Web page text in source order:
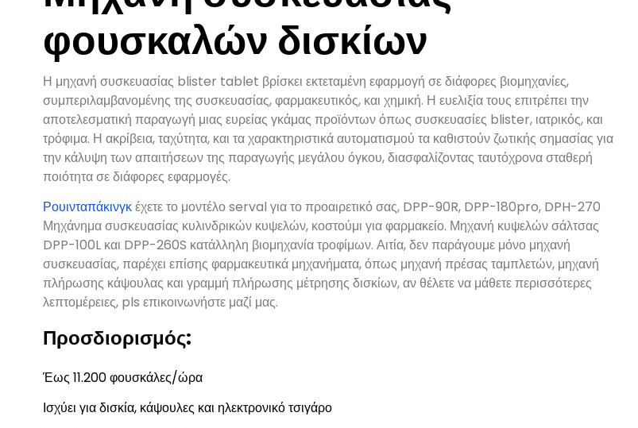
φουσκαλών δισκίων
Η μηχανή συσκευασίας blister tablet βρίσκει εκτεταμένη εφαρμογή σε διάφορες βιομηχανίες,
συμπεριλαμβανομένης της συσκευασίας, φαρμακευτικός, και χημική. Η ευελιξία τους επιτρέπει την
αποτελεσματική παραγωγή μιας ευρείας γκάμας προϊόντων όπως συσκευασίες blister, ιατρικός, και
τρόφιμα. Η ακρίβεια, ταχύτητα, και τα χαρακτηριστικά αυτοματισμού τα καθιστούν ζωτικής σημασίας για
την κάλυψη των απαιτήσεων της παραγωγής μεγάλου όγκου, διασφαλίζοντας ταυτόχρονα σταθερή
ποιότητα σε διάφορες εφαρμογές.
Ρουινταπάκινγκέχετε το μοντέλο serval για το προαιρετικό σας, DPP-90R, DPP-180pro, DPH-270
Μηχάνημα συσκευασίας κυλινδρικών κυψελών, κοστούμι για φαρμακείο. Μηχανή κυψελών σάλτσας
DPP-100L και DPP-260S κατάλληλη βιομηχανία τροφίμων. Αιτία, δεν παράγουμε μόνο μηχανή
συσκευασίας, παρέχει επίσης φαρμακευτικά μηχανήματα, όπως μηχανή πρέσας ταμπλετών, μηχανή
πλήρωσης κάψουλας και γραμμή πλήρωσης μέτρησης δισκίων, αν θέλετε να μάθετε περισσότερες
λεπτομέρειες, pls επικοινωνήστε μαζί μας.
Προσδιορισμός:
Έως 11.200 φουσκάλες/ώρα
Ισχύει για δισκία, κάψουλες και ηλεκτρονικό τσιγάρο